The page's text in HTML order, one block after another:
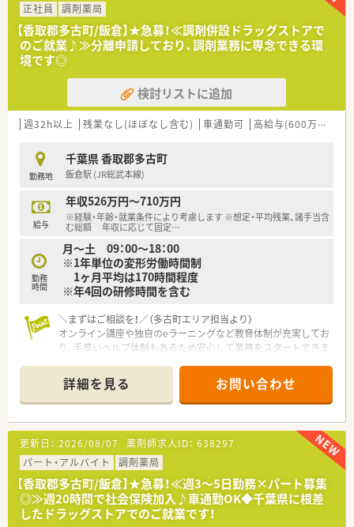
【こんな方が活躍中】
■特定の店舗で地域住民と顔の見える関係を築きたいと考え、大
手チェーンから転職してキャリアアップを果たした薬剤師が活
躍しています。
■病院での勤務経験を活かし、より患者様に近い距離で服薬指導
を行いたいと考えて入社した、高いホスピタリティを持つ方が在
■匝瑳市内に会社が用意した低価格の社宅を利用し、生活コスト
を抑えながら趣味や自己投資に時間を充てている若手薬剤師も
【こんな方にオススメ】
■18時終業という条件を活かし、仕事終わりの時間を家族との
団らんや趣味の充てたいと考えている、ライフスタイル重視の方
に最適です。
■多科目の処方にじっくりと取り組みたい方や、在宅医療を通じ
て薬剤師としての職能を広げたいという向上心の強い方に強く
推奨します。
■将来的に店舗責任者としての経験を積みたいと考えており、努
力が役職手当などの目に見える形で還元される環境を求めてい
る方にぴったりです。
【やりがい/おすすめポイント】
■病院門前ならではの複雑な処方例を経験することで、薬剤師と
しての臨床判断能力が着実に磨かれていく点に大きなやりがい
を感じられます。
■残業がほぼなく18時に業務が終了するため、日々の生活にゆ
とりが生まれ、精神的な余裕を持って患者様と向き合えることが
魅力です。
■借り上げ社宅を利用すれば月々1.2万円の負担で住居を確保で
きるため、実質的な可処分所得が非常に高く、生活の質を向上さ
せられます。
正社員
調剤薬局
【香取郡多古町/飯倉】★急募！≪調剤併設ドラッグストアで
のご就業♪≫分離申請しており、調剤業務に専念できる環
境です◎
検討リストに追加
週32h以上 残業なし(ほぼなし含む) 車通勤可 高給与(600万円以上)
勤務地
千葉県 香取郡多古町
飯倉駅 (JR総武本線)
給与
年収526万円～710万円
※経験・年齢・就業条件により考慮します ※想定・平均残業、諸手当含
む総額 年収に応じて固定…
勤務
時間
月～土 09：00～18：00
※1年単位の変形労働時間制
1ヶ月平均は170時間程度
※年4回の研修時間を含む
＼まずはご相談を！／（多古町エリア担当より）
オンライン講座や独自のeラーニングなど教育体制が充実してお
り、手厚いヘルプ体制もあるため安心して業務をスタートできま
＊------------------------------------------＊
【店舗情報と応需状況について】
■JR総武本線の飯倉駅から車で14分ほどの場所に位置してお
り、敷地内の駐車場を利用したマイカー通勤が非常に便利な店舗
です。
■面対応のスタイルであらゆる医療機関からの処方箋を受け付
けており、1日あたりの平均応需枚数は約10枚と落ち着いていま
す。
■勤務体制は常勤薬剤師が1名在籍しており、処方箋の枚数に対
してゆとりを持って日々の調剤業務を行える環境が整っていま
す。
詳細を見る お問い合わせ
更新日： 2026/08/07 薬剤師求人ID： 638297
パート・アルバイト
調剤薬局
【香取郡多古町/飯倉】★急募！≪週3～5日勤務×パート募集
◎≫週20時間で社会保険加入♪車通勤OK◆千葉県に根差
したドラッグストアでのご就業です！